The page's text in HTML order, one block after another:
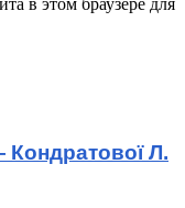
в этом браузере для
Л.